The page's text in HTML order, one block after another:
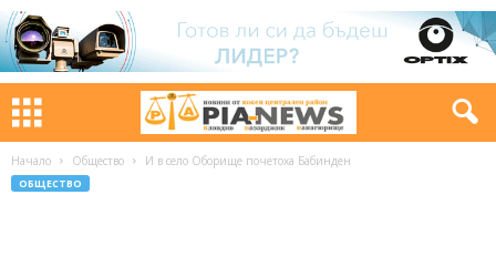
Начало Общество И в село Оборище почетоха Бабинден
ОБЩЕСТВО